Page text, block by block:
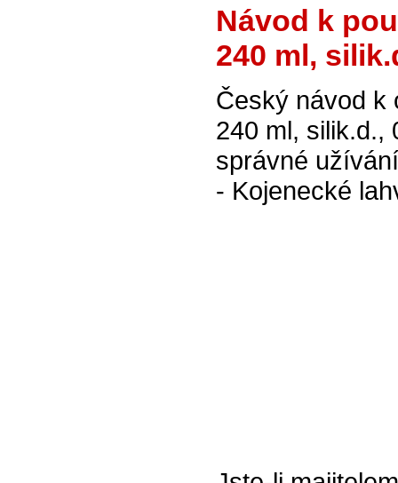
Návod k
240 ml,
Český návod k
240 ml, silik.d.,
správné
- Kojenecké